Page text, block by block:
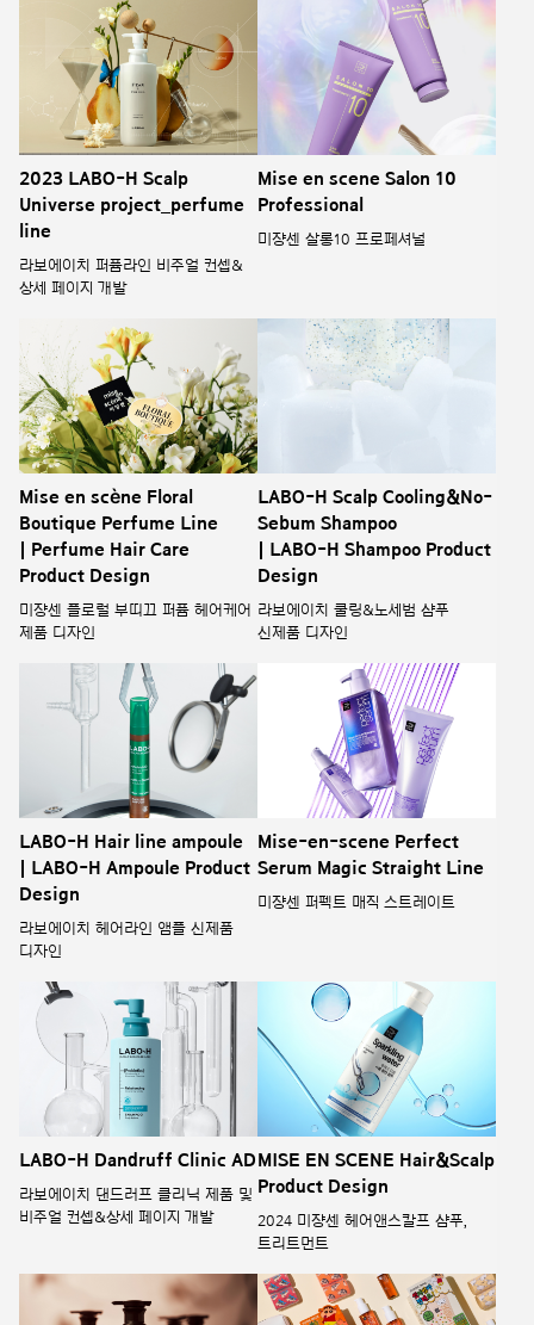
2023 LABO-H Scalp
Universe project_perfume
line
라보에이치 퍼퓸라인 비주얼 컨셉&
상세 페이지 개발
Mise en scene Salon 10
Professional
미쟝센 살롱10 프로페셔널
Mise en scène Floral
Boutique Perfume Line
| Perfume Hair Care
Product Design
미쟝센 플로럴 부띠끄 퍼퓸 헤어케어
제품 디자인
LABO-H Scalp Cooling&No-
Sebum Shampoo
| LABO-H Shampoo Product
Design
라보에이치 쿨링&노세범 샴푸
신제품 디자인
LABO-H Hair line ampoule
| LABO-H Ampoule Product
Design
라보에이치 헤어라인 앰플 신제품
디자인
Mise-en-scene Perfect
Serum Magic Straight Line
미쟝센 퍼펙트 매직 스트레이트
LABO-H Dandruff Clinic AD
라보에이치 댄드러프 클리닉 제품 및
비주얼 컨셉&상세 페이지 개발
MISE EN SCENE Hair&Scalp
Product Design
2024 미쟝센 헤어앤스칼프 샴푸,
트리트먼트